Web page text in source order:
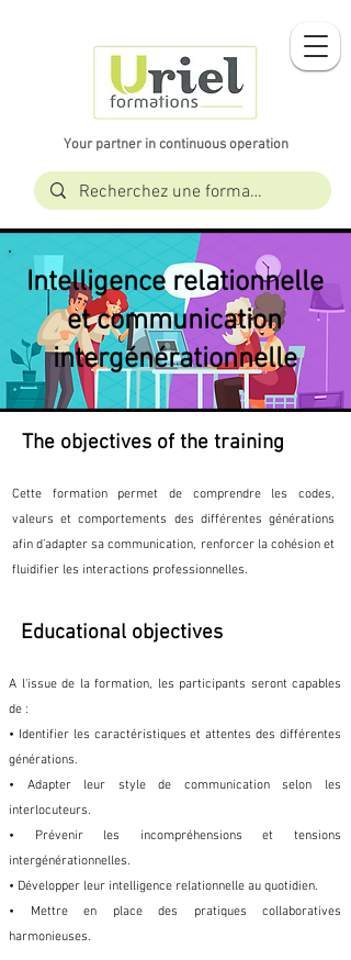
Your partner in continuous operation
Intelligence relationnelle
et communication
intergénérationnelle
The objectives of the training
Cette formation permet de comprendre les codes,
valeurs et comportements des différentes générations
afin d’adapter sa communication, renforcer la cohésion et
fluidifier les interactions professionnelles.
Educational objectives
A l'issue de la formation, les participants seront capables
de :
• Identifier les caractéristiques et attentes des différentes
générations.
• Adapter leur style de communication selon les
interlocuteurs.
• Prévenir les incompréhensions et tensions
intergénérationnelles.
• Développer leur intelligence relationnelle au quotidien.
• Mettre en place des pratiques collaboratives
harmonieuses.